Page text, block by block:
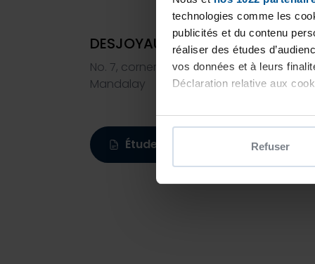
technologies comme les
publicités et du contenu
réaliser des études
vos données et à leurs
Déclaration relative aux
Si vous le permettez, nous
Identifier votre appareil
digitales).
Pour en savoir plus sur le
. Vous pouvez
Les cookies nous
sociaux et d'analyser notre
Refuser
DESJOYAUX MANDALAY -
No. 7, corner of Ngu War Road and 67
Mandalay
Étude personnalisée